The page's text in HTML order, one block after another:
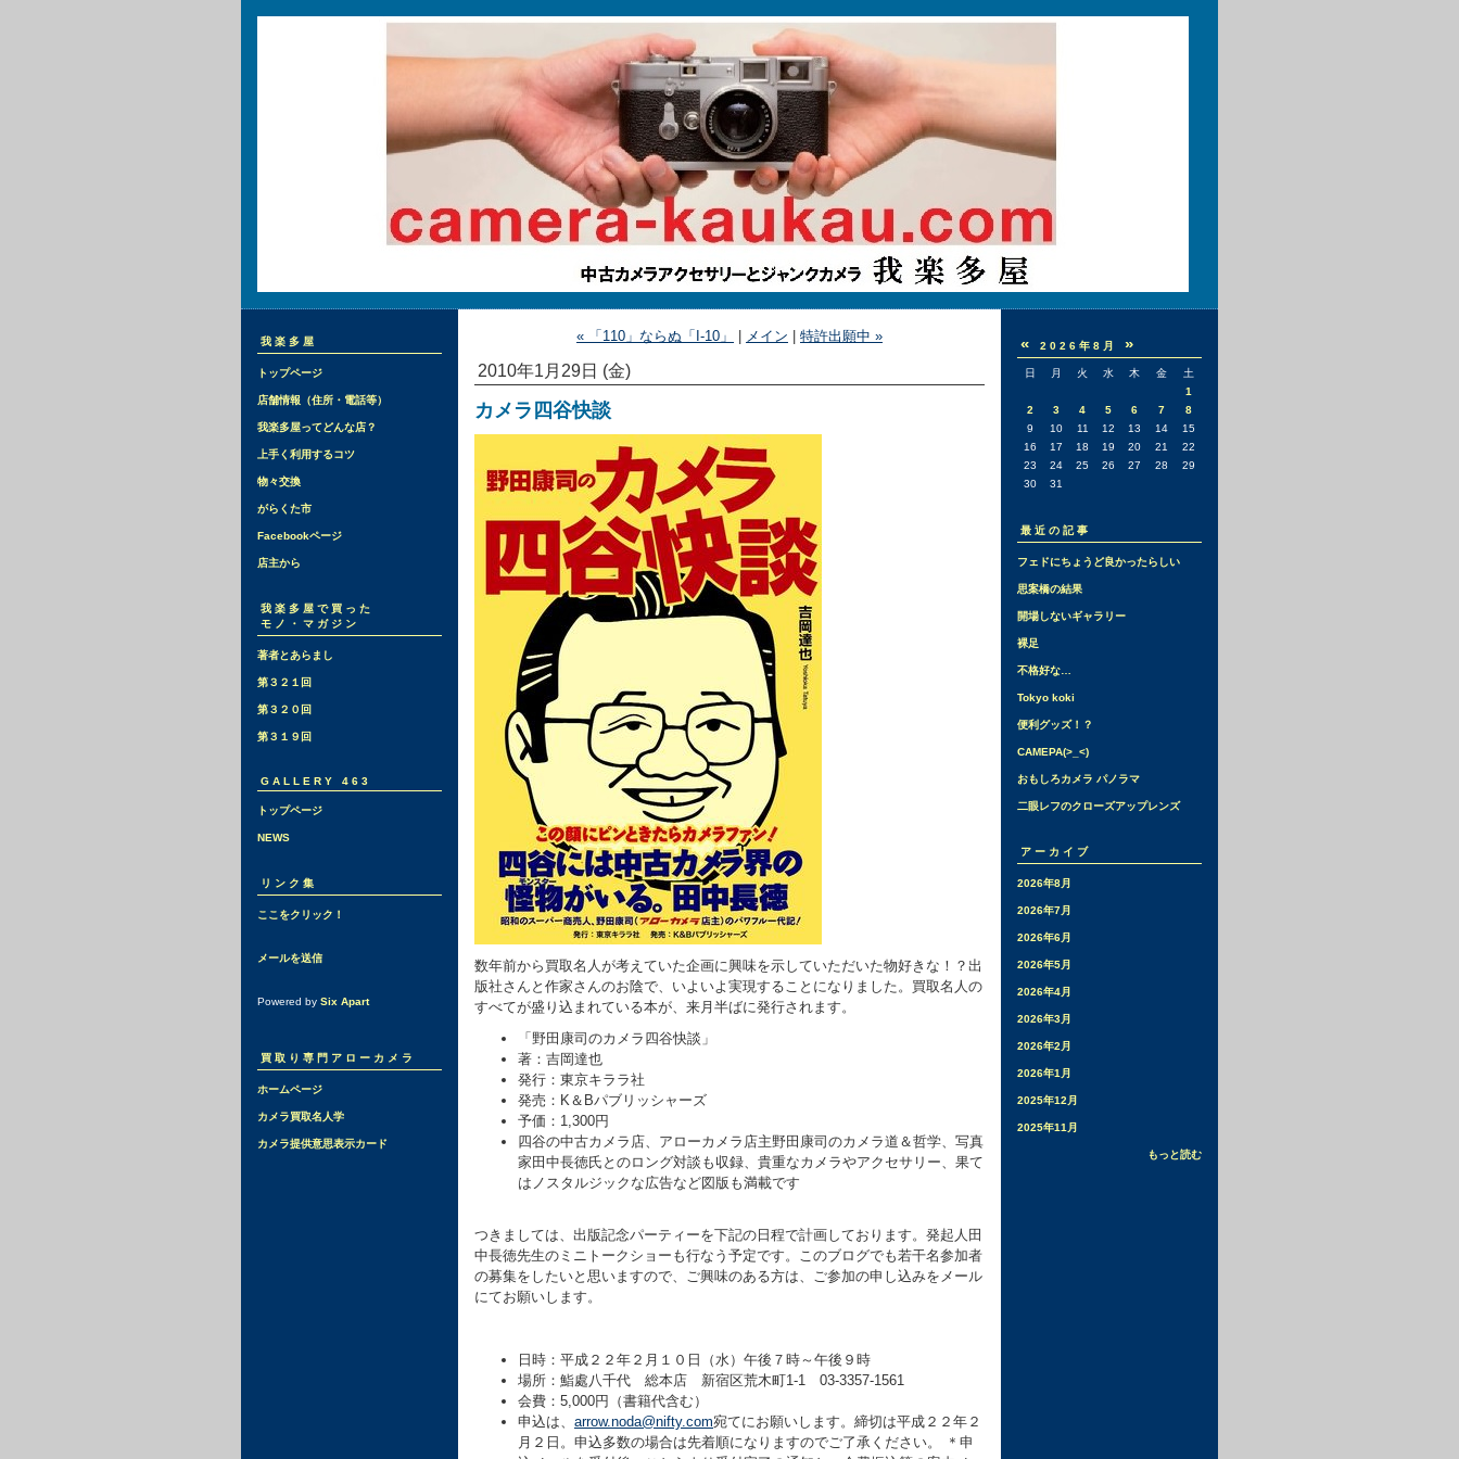
我楽多屋
トップページ
店舗情報（住所・電話等）
我楽多屋ってどんな店？
上手く利用するコツ
物々交換
がらくた市
Facebookページ
店主から
我楽多屋で買った
モノ・マガジン
著者とあらまし
第３２１回
第３２０回
第３１９回
GALLERY 463
トップページ
NEWS
リンク集
ここをクリック！
メールを送信
Powered by Six Apart
買取り専門アローカメラ
ホームページ
カメラ買取名人学
カメラ提供意思表示カード
« 「110」ならぬ「I-10」 メイン 特許出願中 »
2010年1月29日 (金)
カメラ四谷快談
数年前から買取名人が考えていた企画に興味を示していただいた物好きな！？出
版社さんと作家さんのお陰で、いよいよ実現することになりました。買取名人の
すべてが盛り込まれている本が、来月半ばに発行されます。
「野田康司のカメラ四谷快談」
著：吉岡達也
発行：東京キララ社
発売：K＆Bパブリッシャーズ
予価：1,300円
四谷の中古カメラ店、アローカメラ店主野田康司のカメラ道＆哲学、写真
家田中長徳氏とのロング対談も収録、貴重なカメラやアクセサリー、果て
はノスタルジックな広告など図版も満載です
つきましては、出版記念パーティーを下記の日程で計画しております。発起人田
中長徳先生のミニトークショーも行なう予定です。このブログでも若干名参加者
の募集をしたいと思いますので、ご興味のある方は、ご参加の申し込みをメール
にてお願いします。
日時：平成２２年２月１０日（水）午後７時～午後９時
場所：鮨處八千代 総本店 新宿区荒木町1-1 03-3357-1561
会費：5,000円（書籍代含む）
申込は、 arrow.noda@nifty.com宛てにお願いします。締切は平成２２年２
月２日。申込多数の場合は先着順になりますのでご了承ください。 ＊申
« 2026年8月 »
日 月 火 水 木 金
土
1
2
3 4 5 6 7
8
9
10 11 12 13 14
15
16
17 18 19 20 21
22
23
24 25 26 27 28
29
30
31
最近の記事
フェドにちょうど良かったらしい
思案橋の結果
開場しないギャラリー
裸足
不格好な…
Tokyo koki
便利グッズ！？
CAMEPA(>_<)
おもしろカメラ パノラマ
二眼レフのクローズアップレンズ
アーカイブ
2026年8月
2026年7月
2026年6月
2026年5月
2026年4月
2026年3月
2026年2月
2026年1月
2025年12月
2025年11月
もっと読む